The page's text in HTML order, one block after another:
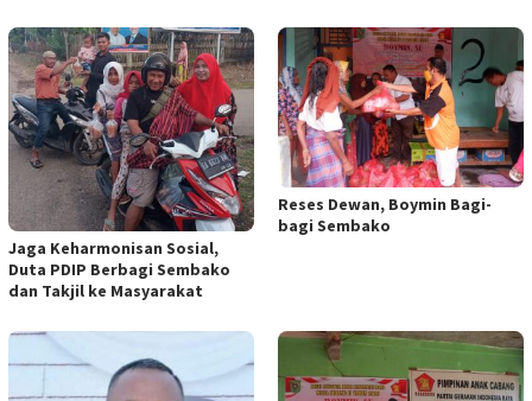
Jaga Keharmonisan Sosial,
Duta PDIP Berbagi Sembako
dan Takjil ke Masyarakat
Reses Dewan, Boymin Bagi-
bagi Sembako